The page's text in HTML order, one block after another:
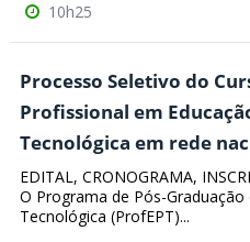
10h25
Processo Seletivo do
Profissional em
Tecnológica em rede
EDITAL, CRONOGRAMA,
O Programa de Pós-
Tecnológica (ProfEPT)...